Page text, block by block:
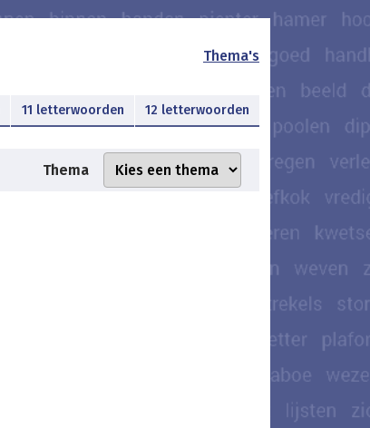
Thema's
11 letterwoorden 12 letterwoorden
Thema